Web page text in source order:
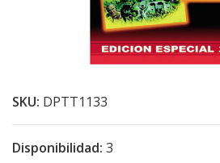
SKU: DPTT1133
Disponibilidad: 3